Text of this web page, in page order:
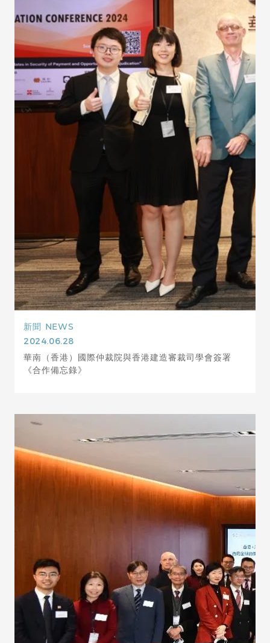
新聞 NEWS
2024.06.28
華南（香港）國際仲裁院與香港建造審裁司學會簽署
《合作備忘錄》